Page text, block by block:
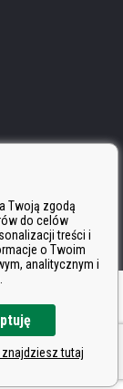
Twoją zgodą
do celów
treści i
o Twoim
analitycznym i
znajdziesz tutaj